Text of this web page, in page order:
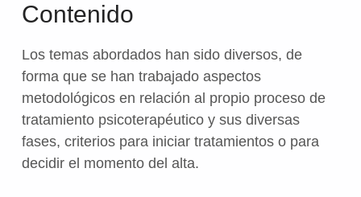
Contenido
Los temas abordados han sido diversos, de
forma que se han trabajado aspectos
metodológicos en relación al propio proceso de
tratamiento psicoterapéutico y sus diversas
fases, criterios para iniciar tratamientos o para
decidir el momento del alta.